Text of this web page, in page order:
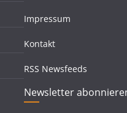
Impressum
Kontakt
RSS Newsfeeds
Newsletter